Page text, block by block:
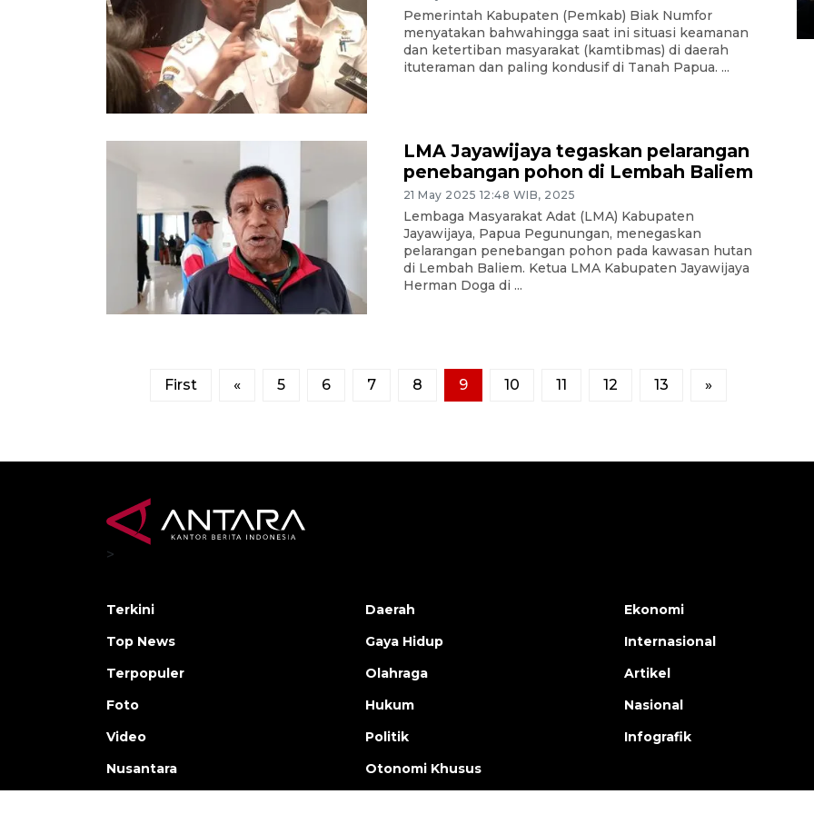
Pemerintah Kabupaten (Pemkab) Biak Numfor
menyatakan bahwahingga saat ini situasi keamanan
dan ketertiban masyarakat (kamtibmas) di daerah
ituteraman dan paling kondusif di Tanah Papua. ...
LMA Jayawijaya tegaskan pelarangan
penebangan pohon di Lembah Baliem
21 May 2025 12:48 WIB, 2025
Lembaga Masyarakat Adat (LMA) Kabupaten
Jayawijaya, Papua Pegunungan, menegaskan
pelarangan penebangan pohon pada kawasan hutan
di Lembah Baliem. Ketua LMA Kabupaten Jayawijaya
Herman Doga di ...
First « 5 6 7 8 9 10 11 12 13 »
14 March 2022 15:11 WIB, 2022
>
Terkini
Top News
Terpopuler
Foto
Video
Nusantara
Daerah
Gaya Hidup
Olahraga
Hukum
Politik
Otonomi Khusus
Ekonomi
Internasional
Artikel
Nasional
Infografik